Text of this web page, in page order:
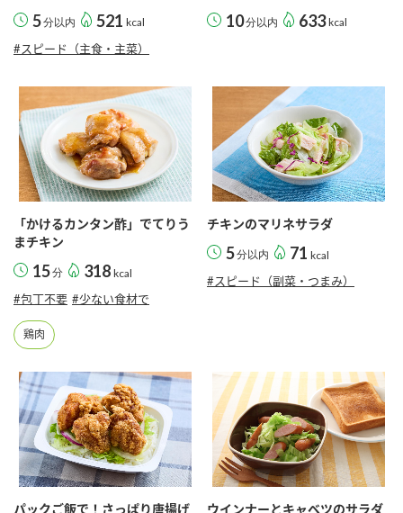
ぽん酢サワー
納豆の豆知識
鍋奉行マニュアル
ミツカンのCM
ロングセラー商品 ＋ おすすめレシピ
人気商品 ＋ おすすめレシピ
おいしさと健康への取り組み
キッザニア東京「ぽん酢工房」
地図から取り扱い店舗を探す
ミツカン公式通販
業務用サイト ミツカングループについて
5分以内 521 kcal
#スピード（主食・主菜）
10分以内 633 kcal
「かけるカンタン酢」でてりう
まチキン
15分 318 kcal
#包丁不要 #少ない食材で
鶏肉
チキンのマリネサラダ
5分以内 71 kcal
#スピード（副菜・つまみ）
パックご飯で！さっぱり唐揚げ
ウインナーとキャベツのサラダ